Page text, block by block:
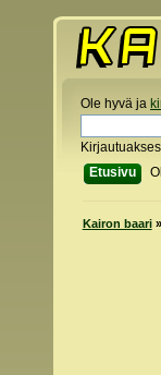
Ole hyvä ja
Etusivu
Kairon baari»